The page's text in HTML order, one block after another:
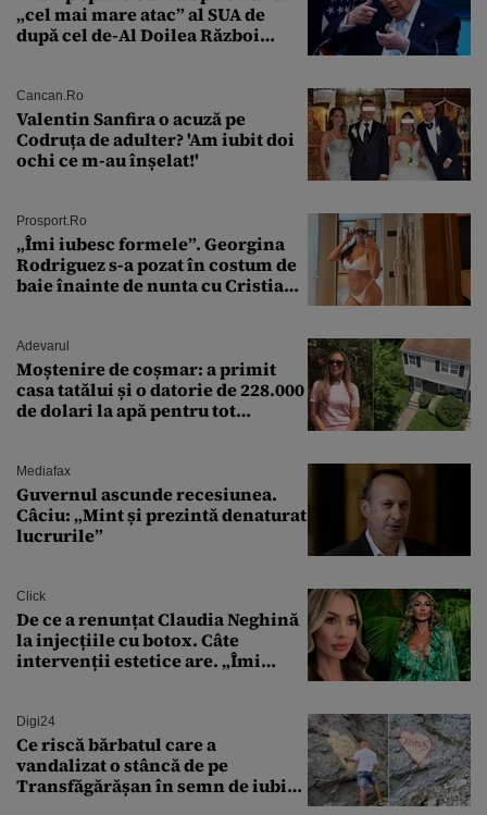
„cel mai mare atac” al SUA de
după cel de-Al Doilea Război
Cancan.ro
Valentin Sanfira o acuză pe
Codruța de adulter? 'Am iubit doi
ochi ce m-au înșelat!'
Prosport.ro
„Îmi iubesc formele”. Georgina
Rodriguez s-a pozat în costum de
baie înainte de nunta cu Cristiano
Adevarul
Moștenire de coșmar: a primit
casa tatălui și o datorie de 228.000
de dolari la apă pentru tot
Mediafax
Guvernul ascunde recesiunea.
Câciu: „Mint și prezintă denaturat
lucrurile”
Click
De ce a renunțat Claudia Neghină
la injecțiile cu botox. Câte
intervenții estetice are. „Îmi
Digi24
Ce riscă bărbatul care a
vandalizat o stâncă de pe
Transfăgărășan în semn de iubire